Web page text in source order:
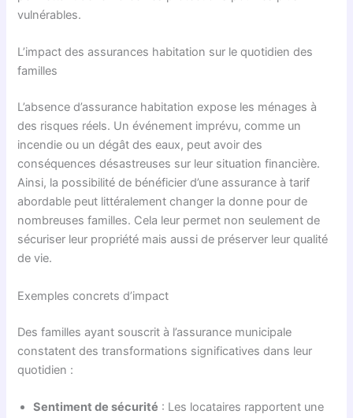
vulnérables.
L’impact des assurances habitation sur le quotidien des
familles
L’absence d’assurance habitation expose les ménages à
des risques réels. Un événement imprévu, comme un
incendie ou un dégât des eaux, peut avoir des
conséquences désastreuses sur leur situation financière.
Ainsi, la possibilité de bénéficier d’une assurance à tarif
abordable peut littéralement changer la donne pour de
nombreuses familles. Cela leur permet non seulement de
sécuriser leur propriété mais aussi de préserver leur qualité
de vie.
Exemples concrets d’impact
Des familles ayant souscrit à l’assurance municipale
constatent des transformations significatives dans leur
quotidien :
Sentiment de sécurité : Les locataires rapportent une